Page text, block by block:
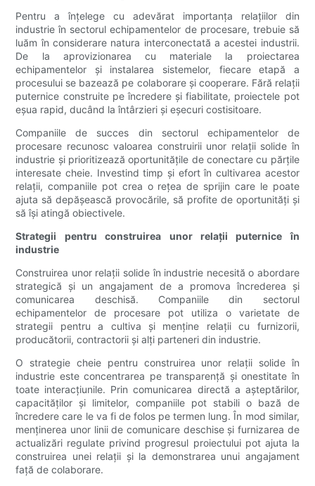
Pentru a înțelege cu adevărat importanța relațiilor din
industrie în sectorul echipamentelor de procesare, trebuie să
luăm în considerare natura interconectată a acestei industrii.
De la aprovizionarea cu materiale la proiectarea
echipamentelor și instalarea sistemelor, fiecare etapă a
procesului se bazează pe colaborare și cooperare. Fără relații
puternice construite pe încredere și fiabilitate, proiectele pot
eșua rapid, ducând la întârzieri și eșecuri costisitoare.
Companiile de succes din sectorul echipamentelor de
procesare recunosc valoarea construirii unor relații solide în
industrie și prioritizează oportunitățile de conectare cu părțile
interesate cheie. Investind timp și efort în cultivarea acestor
relații, companiile pot crea o rețea de sprijin care le poate
ajuta să depășească provocările, să profite de oportunități și
să își atingă obiectivele.
Strategii pentru construirea unor relații puternice în
industrie
Construirea unor relații solide în industrie necesită o abordare
strategică și un angajament de a promova încrederea și
comunicarea deschisă. Companiile din sectorul
echipamentelor de procesare pot utiliza o varietate de
strategii pentru a cultiva și menține relații cu furnizorii,
producătorii, contractorii și alți parteneri din industrie.
O strategie cheie pentru construirea unor relații solide în
industrie este concentrarea pe transparență și onestitate în
toate interacțiunile. Prin comunicarea directă a așteptărilor,
capacităților și limitelor, companiile pot stabili o bază de
încredere care le va fi de folos pe termen lung. În mod similar,
menținerea unor linii de comunicare deschise și furnizarea de
actualizări regulate privind progresul proiectului pot ajuta la
construirea unei relații și la demonstrarea unui angajament
față de colaborare.